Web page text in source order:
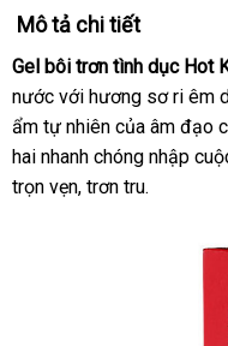
Mô tả chi tiết
Gel bôi trơn tình dục Hot
nước với hương sơ ri êm
ẩm tự nhiên của âm đạo
hai nhanh chóng nhập
trọn vẹn, trơn tru.